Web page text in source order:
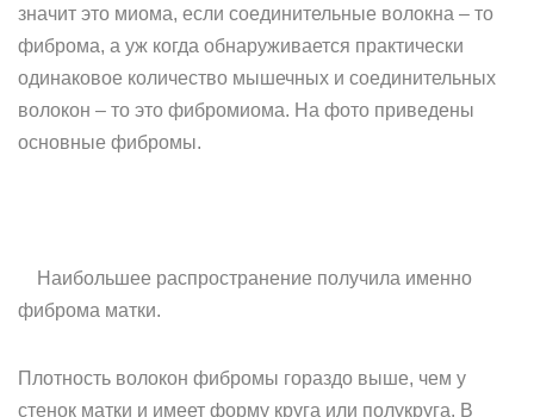
значит это миома, если соединительные волокна – то
фиброма, а уж когда обнаруживается практически
одинаковое количество мышечных и соединительных
волокон – то это фибромиома. На фото приведены
основные фибромы.
Наибольшее распространение получила именно
фиброма матки.
Плотность волокон фибромы гораздо выше, чем у
стенок матки и имеет форму круга или полукруга. В